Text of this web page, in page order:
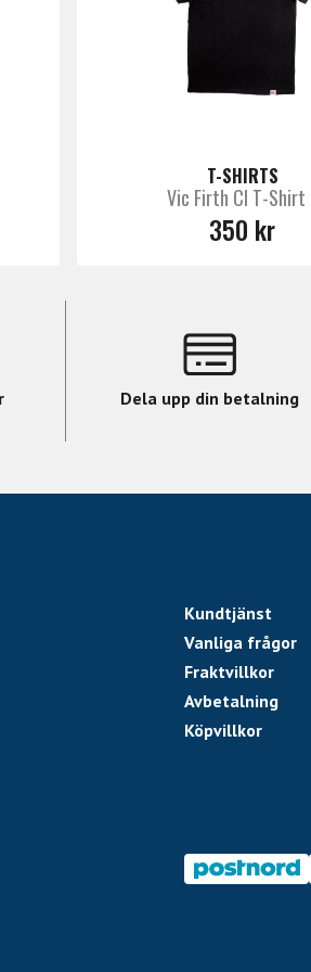
trumsetsspel, modeller i Lönn,
tänkbara instrument & massor
T-SHIRTS
Vic Firth Cl T-Shirt
350 kr
Dela upp din betalning
Kundtjänst
Vanliga frågor
Fraktvillkor
Avbetalning
Köpvillkor